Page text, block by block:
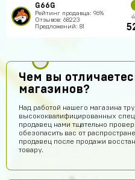
G66G
Рейтинг продавца: 96%
Отзывов: 68223
Предложений: 81
Чем вы
магазинов?
Над работой нашего магазина
высококвалифицированных
продавец нами тщательно
обезопасить вас от
продавец после продажи
товару.